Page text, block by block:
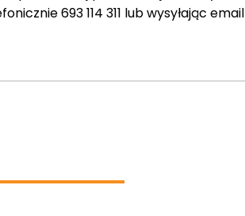
693 114 311 lub wysyłając email